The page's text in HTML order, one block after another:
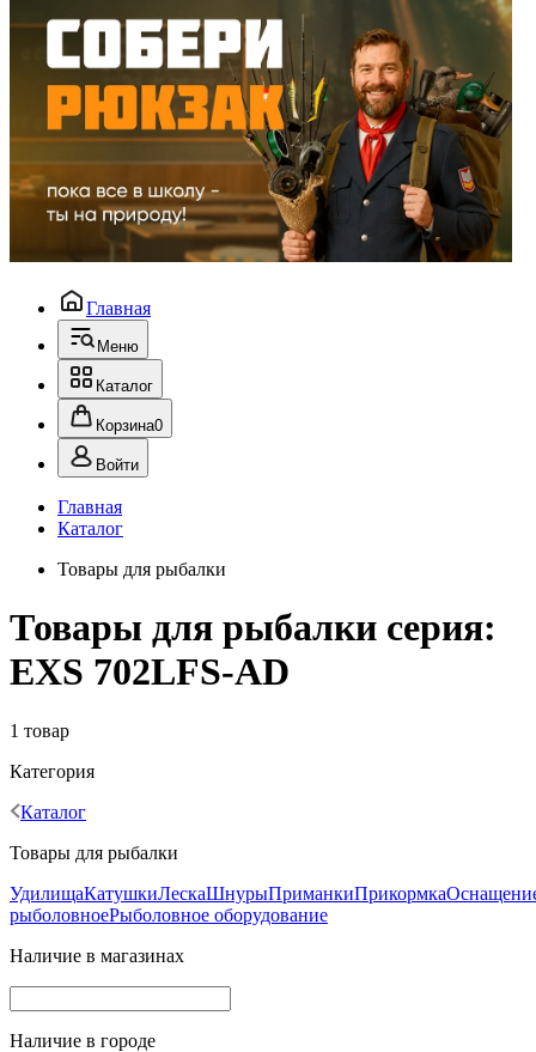
Главная
Меню
Каталог
Корзина0
Войти
Главная
Каталог
Товары для рыбалки
Товары для рыбалки серия:
EXS 702LFS-AD
1 товар
Категория
Каталог
Товары для рыбалки
УдилищаКатушкиЛескаШнурыПриманкиПрикормка
рыболовноеРыболовное оборудование
Наличие в магазинах
Наличие в городе